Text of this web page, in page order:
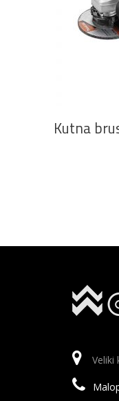
Kutna
Veliki